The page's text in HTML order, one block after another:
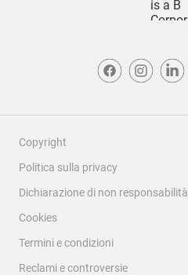
Copyright
Politica sulla privacy
Dichiarazione di non responsabilità
Cookies
Termini e condizioni
Reclami e controversie